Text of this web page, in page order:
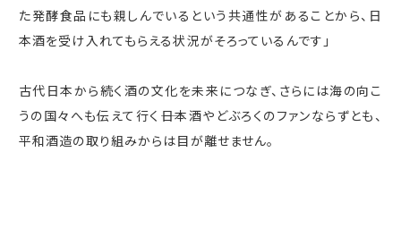
た発酵食品にも親しんでいるという共通性があることから、日
本酒を受け入れてもらえる状況がそろっているんです」
古代日本から続く酒の文化を未来につなぎ、さらには海の向こ
うの国々へも伝えて行く――日本酒やどぶろくのファンならずとも、
平和酒造の取り組みからは目が離せません。